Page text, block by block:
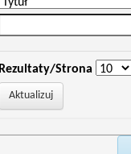
Rezultaty/Strona